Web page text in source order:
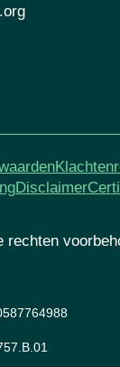
Disclaimer
rechten